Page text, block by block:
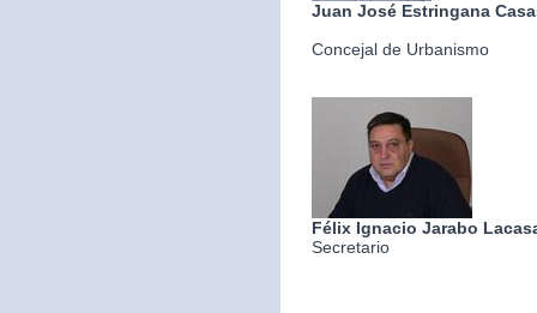
Juan José Estringana
Concejal de Urbanismo
Félix Ignacio Jarabo
Secretario